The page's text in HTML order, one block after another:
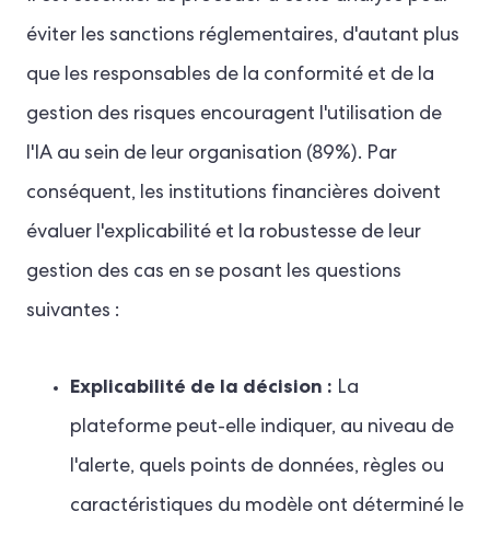
éviter les sanctions réglementaires, d'autant plus
que les responsables de la conformité et de la
gestion des risques encouragent l'utilisation de
l'IA au sein de leur organisation (89%). Par
conséquent, les institutions financières doivent
évaluer l'explicabilité et la robustesse de leur
gestion des cas en se posant les questions
suivantes :
Explicabilité de la décision : La
plateforme peut-elle indiquer, au niveau de
l'alerte, quels points de données, règles ou
caractéristiques du modèle ont déterminé le